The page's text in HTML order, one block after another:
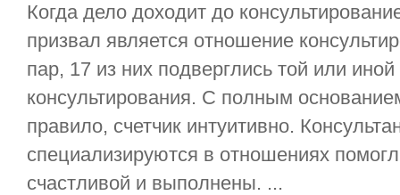
Когда дело доходит до
призвал является отношение
пар, 17 из них подверглись той или
консультирования. С полным
правило, счетчик интуитивно.
специализируются в отношениях
счастливой и выполнены. ...